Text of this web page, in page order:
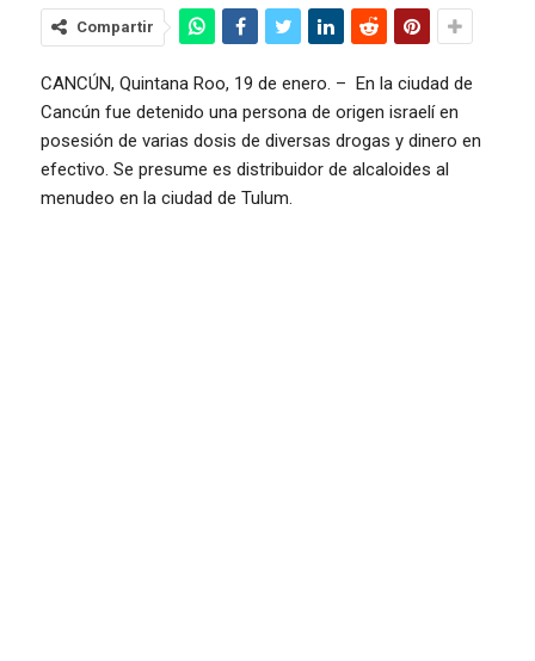
Compartir
CANCÚN, Quintana Roo, 19 de enero. – En la ciudad de
Cancún fue detenido una persona de origen israelí en
posesión de varias dosis de diversas drogas y dinero en
efectivo. Se presume es distribuidor de alcaloides al
menudeo en la ciudad de Tulum.